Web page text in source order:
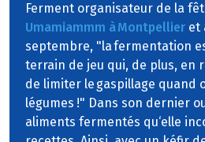
Ferment organisateur de la
Umamiammm à Montpellier et
septembre, "la fermentation
terrain de jeu qui, de plus, en
de limiter le gaspillage quand
légumes !" Dans son dernier
aliments fermentés qu‘elle